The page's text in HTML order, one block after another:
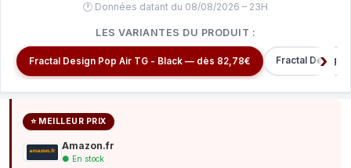
🕐 Données datant du 08/08/2026 – 23H
LES VARIANTES DU PRODUIT :
Fractal Design Pop Air TG - Black — dès 82,78€ Fractal Design
⭐ MEILLEUR PRIX
Amazon.fr
● En stock